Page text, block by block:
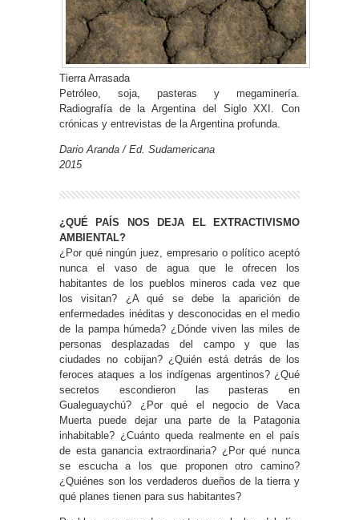
Tierra Arrasada
Petróleo, soja, pasteras y megaminería.
Radiografía de la Argentina del Siglo XXI. Con
crónicas y entrevistas de la Argentina profunda.
Dario Aranda / Ed. Sudamericana
2015
¿QUÉ PAÍS NOS DEJA EL EXTRACTIVISMO
AMBIENTAL?
¿Por qué ningún juez, empresario o político aceptó
nunca el vaso de agua que le ofrecen los
habitantes de los pueblos mineros cada vez que
los visitan? ¿A qué se debe la aparición de
enfermedades inéditas y desconocidas en el medio
de la pampa húmeda? ¿Dónde viven las miles de
personas desplazadas del campo y que las
ciudades no cobijan? ¿Quién está detrás de los
feroces ataques a los indígenas argentinos? ¿Qué
secretos escondieron las pasteras en
Gualeguaychú? ¿Por qué el negocio de Vaca
Muerta puede dejar una parte de la Patagonia
inhabitable? ¿Cuánto queda realmente en el país
de esta ganancia extraordinaria? ¿Por qué nunca
se escucha a los que proponen otro camino?
¿Quiénes son los verdaderos dueños de la tierra y
qué planes tienen para sus habitantes?